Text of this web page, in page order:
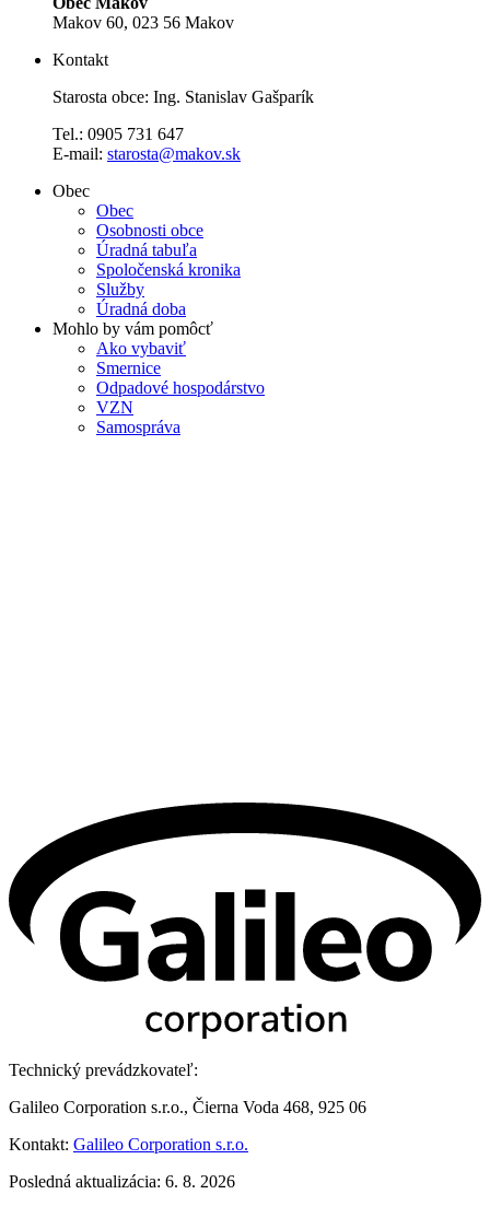
Makov 60, 023 56 Makov
Kontakt
Starosta obce: Ing. Stanislav Gašparík
Tel.: 0905 731 647
E-mail: starosta@makov.sk
Obec
Obec
Osobnosti obce
Úradná tabuľa
Spoločenská kronika
Služby
Úradná doba
Mohlo by vám pomôcť
Ako vybaviť
Smernice
Odpadové hospodárstvo
VZN
Samospráva
Technický prevádzkovateľ:
Galileo Corporation s.r.o., Čierna Voda 468, 925 06
Kontakt: Galileo Corporation s.r.o.
Posledná aktualizácia: 6. 8. 2026